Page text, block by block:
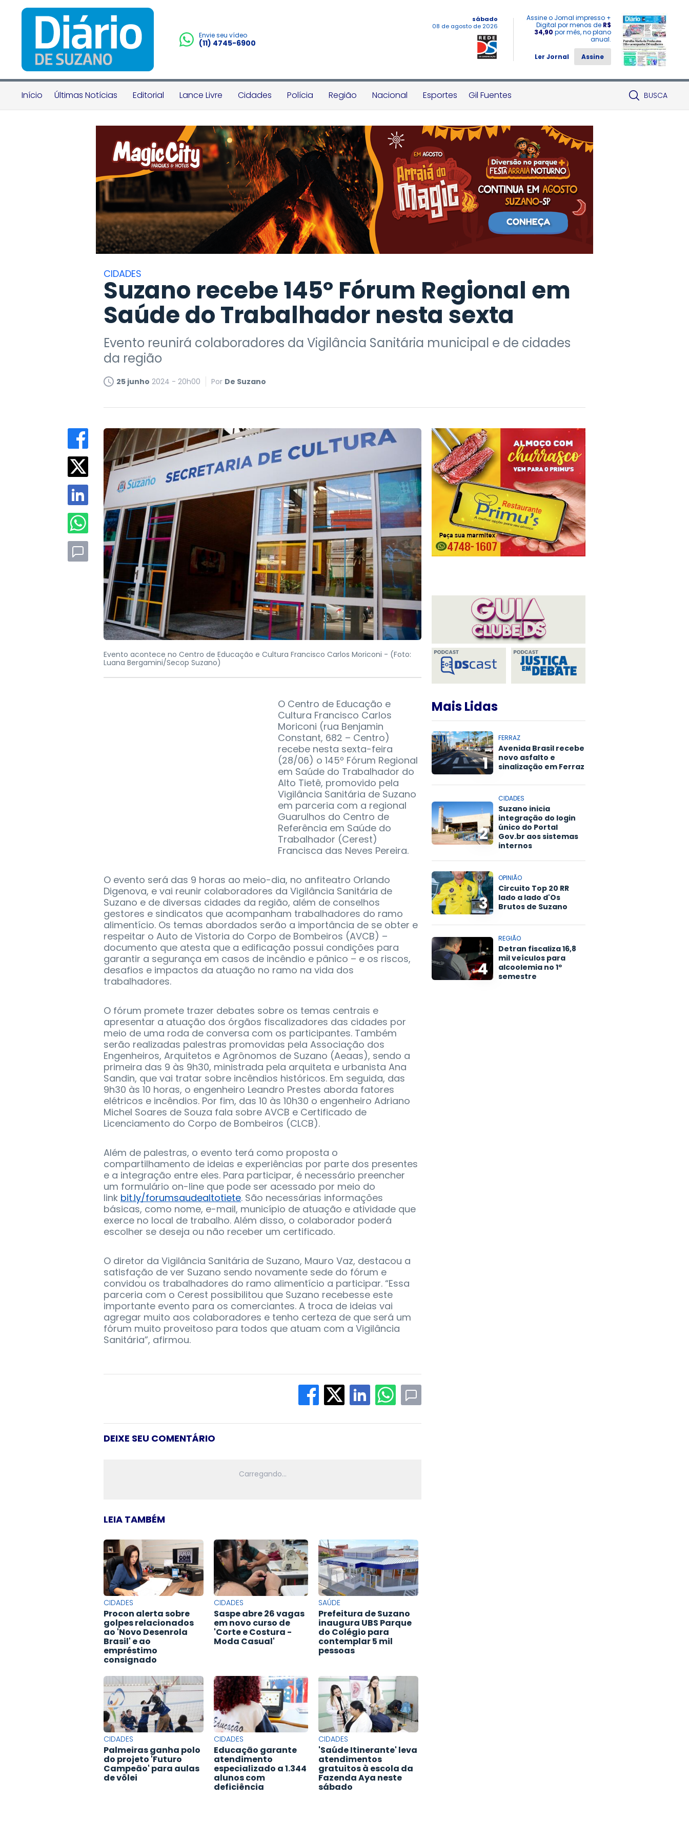
Envie seu vídeo
(11) 4745-6900
sábado
08 de agosto de 2026
Assine o Jornal impresso +
Digital por menos de R$
34,90 por mês, no plano
anual.
Ler Jornal
Assine
Início Últimas Notícias Editorial Lance Livre Cidades Polícia Região Nacional Esportes Gil Fuentes BUSCA
CIDADES
Suzano recebe 145º Fórum Regional em
Saúde do Trabalhador nesta sexta
Evento reunirá colaboradores da Vigilância Sanitária municipal e de cidades
da região
25 junho 2024 - 20h00 Por De Suzano
Evento acontece no Centro de Educação e Cultura Francisco Carlos Moriconi - (Foto:
Luana Bergamini/Secop Suzano)
O Centro de Educação e
Cultura Francisco Carlos
Moriconi (rua Benjamin
Constant, 682 – Centro)
recebe nesta sexta-feira
(28/06) o 145º Fórum Regional
em Saúde do Trabalhador do
Alto Tietê, promovido pela
Vigilância Sanitária de Suzano
em parceria com a regional
Guarulhos do Centro de
Referência em Saúde do
Trabalhador (Cerest)
Francisca das Neves Pereira.
O evento será das 9 horas ao meio-dia, no anfiteatro Orlando
Digenova, e vai reunir colaboradores da Vigilância Sanitária de
Suzano e de diversas cidades da região, além de conselhos
gestores e sindicatos que acompanham trabalhadores do ramo
alimentício. Os temas abordados serão a importância de se obter e
respeitar o Auto de Vistoria do Corpo de Bombeiros (AVCB) –
documento que atesta que a edificação possui condições para
garantir a segurança em casos de incêndio e pânico – e os riscos,
desafios e impactos da atuação no ramo na vida dos
trabalhadores.
O fórum promete trazer debates sobre os temas centrais e
apresentar a atuação dos órgãos fiscalizadores das cidades por
meio de uma roda de conversa com os participantes. Também
serão realizadas palestras promovidas pela Associação dos
Engenheiros, Arquitetos e Agrônomos de Suzano (Aeaas), sendo a
primeira das 9 às 9h30, ministrada pela arquiteta e urbanista Ana
Sandin, que vai tratar sobre incêndios históricos. Em seguida, das
9h30 às 10 horas, o engenheiro Leandro Prestes aborda fatores
elétricos e incêndios. Por fim, das 10 às 10h30 o engenheiro Adriano
Michel Soares de Souza fala sobre AVCB e Certificado de
Licenciamento do Corpo de Bombeiros (CLCB).
Além de palestras, o evento terá como proposta o
compartilhamento de ideias e experiências por parte dos presentes
e a integração entre eles. Para participar, é necessário preencher
um formulário on-line que pode ser acessado por meio do
link bit.ly/forumsaudealtotiete. São necessárias informações
básicas, como nome, e-mail, município de atuação e atividade que
exerce no local de trabalho. Além disso, o colaborador poderá
escolher se deseja ou não receber um certificado.
O diretor da Vigilância Sanitária de Suzano, Mauro Vaz, destacou a
satisfação de ver Suzano sendo novamente sede do fórum e
convidou os trabalhadores do ramo alimentício a participar. “Essa
parceria com o Cerest possibilitou que Suzano recebesse este
importante evento para os comerciantes. A troca de ideias vai
agregar muito aos colaboradores e tenho certeza de que será um
fórum muito proveitoso para todos que atuam com a Vigilância
Sanitária”, afirmou.
DEIXE SEU COMENTÁRIO
LEIA TAMBÉM
CIDADES
Procon alerta sobre
golpes relacionados
ao 'Novo Desenrola
Brasil' e ao
empréstimo
consignado
CIDADES
Saspe abre 26 vagas
em novo curso de
'Corte e Costura -
Moda Casual'
SAÚDE
Prefeitura de Suzano
inaugura UBS Parque
do Colégio para
contemplar 5 mil
pessoas
CIDADES
Palmeiras ganha polo
do projeto 'Futuro
Campeão' para aulas
de vôlei
CIDADES
Educação garante
atendimento
especializado a 1.344
alunos com
deficiência
CIDADES
'Saúde Itinerante' leva
atendimentos
gratuitos à escola da
Fazenda Aya neste
sábado
Mais Lidas
1
FERRAZ
Avenida Brasil recebe
novo asfalto e
sinalização em Ferraz
2
CIDADES
Suzano inicia
integração do login
único do Portal
Gov.br aos sistemas
internos
3
OPINIÃO
Circuito Top 20 RR
lado a lado d'Os
Brutos de Suzano
4
REGIÃO
Detran fiscaliza 16,8
mil veículos para
alcoolemia no 1º
semestre